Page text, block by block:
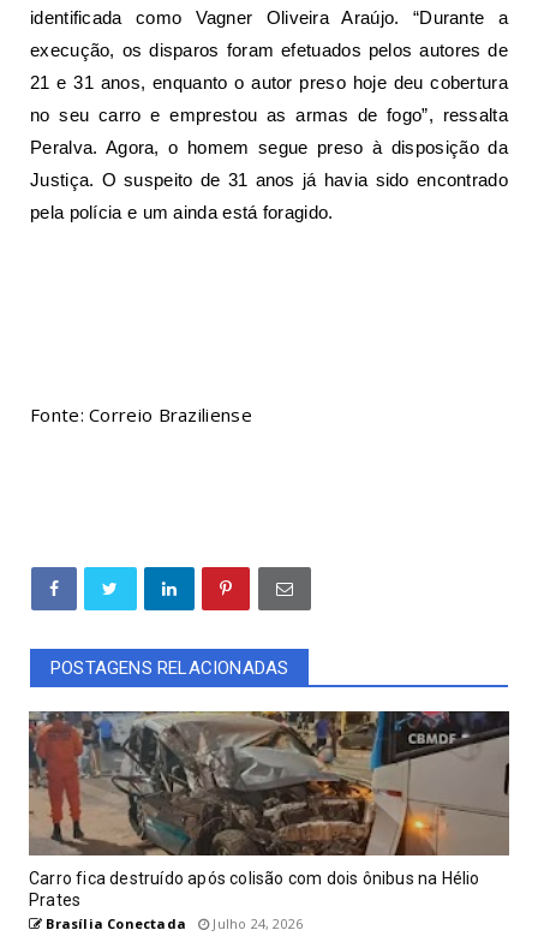
identificada como Vagner Oliveira Araújo. “Durante a
execução, os disparos foram efetuados pelos autores de
21 e 31 anos, enquanto o autor preso hoje deu cobertura
no seu carro e emprestou as armas de fogo”, ressalta
Peralva. Agora, o homem segue preso à disposição da
Justiça. O suspeito de 31 anos já havia sido encontrado
pela polícia e um ainda está foragido.
Fonte: Correio Braziliense
POSTAGENS RELACIONADAS
Carro fica destruído após colisão com dois ônibus na Hélio
Prates
Brasília Conectada Julho 24, 2026